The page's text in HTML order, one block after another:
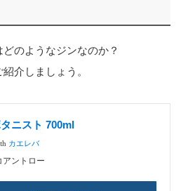
のようなジンなのか？
介しましょう。
ニスト 700ml
カエレバ
アントロー